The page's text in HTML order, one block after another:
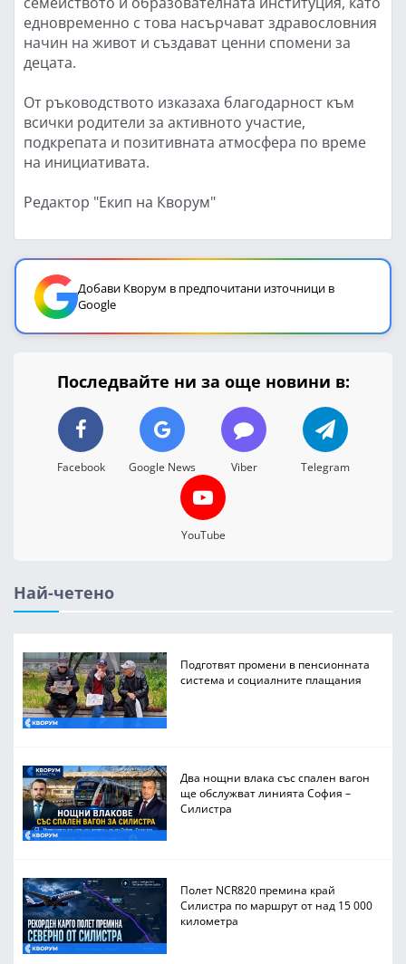
едновременно с това насърчават здравословния
начин на живот и създават ценни спомени за
децата.
От ръководството изказаха благодарност към
всички родители за активното участие,
подкрепата и позитивната атмосфера по време
на инициативата.
Редактор "Екип на Кворум"
Добави Кворум в предпочитани източници в
Google
Последвайте ни за още новини в:
Facebook Google News Viber Telegram
YouTube
Най-четено
Подготвят промени в пенсионната
система и социалните плащания
Два нощни влака със спален вагон
ще обслужват линията София –
Силистра
Полет NCR820 премина край
Силистра по маршрут от над 15 000
километра